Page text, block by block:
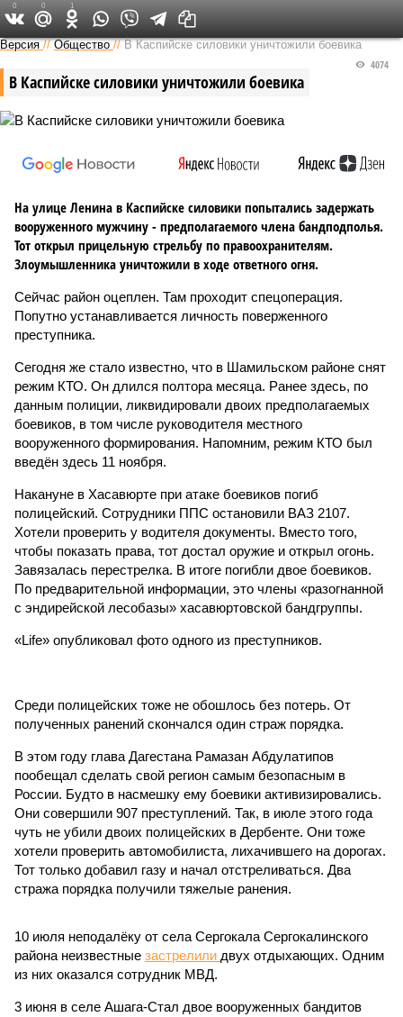
Версия на Кавказе
Версия //Общество //В Каспийске силовики уничтожили боевика
В Каспийске силовики уничтожили боевика
4074
На улице Ленина в Каспийске силовики попытались задержать
вооруженного мужчину - предполагаемого члена бандподполья.
Тот открыл прицельную стрельбу по правоохранителям.
Злоумышленника уничтожили в ходе ответного огня.
Сейчас район оцеплен. Там проходит спецоперация.
Попутно устанавливается личность поверженного
преступника.
Сегодня же стало известно, что в Шамильском районе снят
режим КТО. Он длился полтора месяца. Ранее здесь, по
данным полиции, ликвидировали двоих предполагаемых
боевиков, в том числе руководителя местного
вооруженного формирования. Напомним, режим КТО был
введён здесь 11 ноября.
Накануне в Хасавюрте при атаке боевиков погиб
полицейский. Сотрудники ППС остановили ВАЗ 2107.
Хотели проверить у водителя документы. Вместо того,
чтобы показать права, тот достал оружие и открыл огонь.
Завязалась перестрелка. В итоге погибли двое боевиков.
По предварительной информации, это члены «разогнанной
с эндирейской лесобазы» хасавюртовской бандгруппы.
«Life» опубликовал фото одного из преступников.
Среди полицейских тоже не обошлось без потерь. От
полученных ранений скончался один страж порядка.
В этом году глава Дагестана Рамазан Абдулатипов
пообещал сделать свой регион самым безопасным в
России. Будто в насмешку ему боевики активизировались.
Они совершили 907 преступлений. Так, в июле этого года
чуть не убили двоих полицейских в Дербенте. Они тоже
хотели проверить автомобилиста, лихачившего на дорогах.
Тот только добавил газу и начал отстреливаться. Два
стража порядка получили тяжелые ранения.
10 июля неподалёку от села Сергокала Сергокалинского
района неизвестные застрелили двух отдыхающих. Одним
из них оказался сотрудник МВД.
3 июня в селе Ашага-Стал двое вооруженных бандитов
0 0 1